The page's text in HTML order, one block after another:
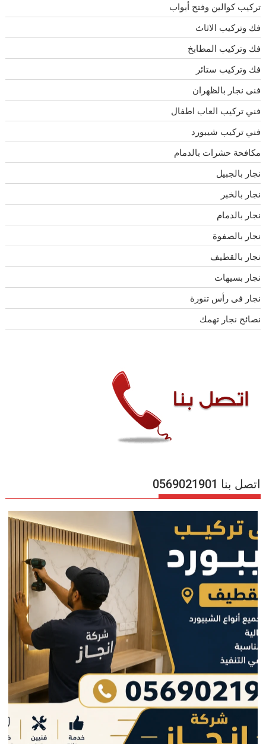
تركيب كوالين وفتح أبواب
فك وتركيب الاثاث
فك وتركيب المطابخ
فك وتركيب ستائر
فنى نجار بالظهران
فني تركيب العاب اطفال
فني تركيب شيبورد
مكافحة حشرات بالدمام
نجار بالجبيل
نجار بالخبر
نجار بالدمام
نجار بالصفوة
نجار بالقطيف
نجار بسيهات
نجار فى رأس تنورة
نصائح نجار تهمك
اتصل بنا 0569021901